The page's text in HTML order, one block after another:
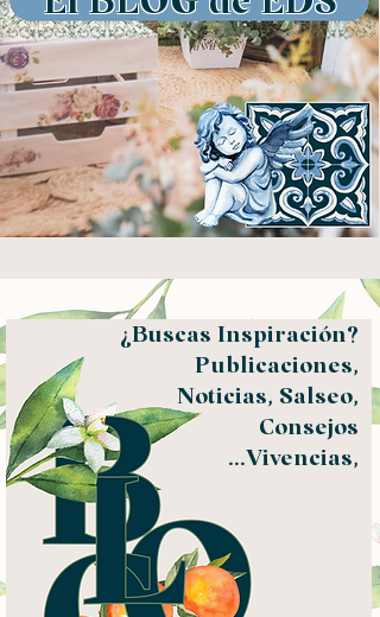
¿Buscas Inspiración?
Publicaciones,
Noticias, Salseo,
Consejos
...Vivencias,